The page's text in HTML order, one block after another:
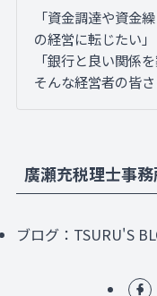
「資金調達や資金
の経営に転じたい」
「銀行と良い関係
そんな経営者の皆
廣瀬充税理士事
ブログ： TSURU'S